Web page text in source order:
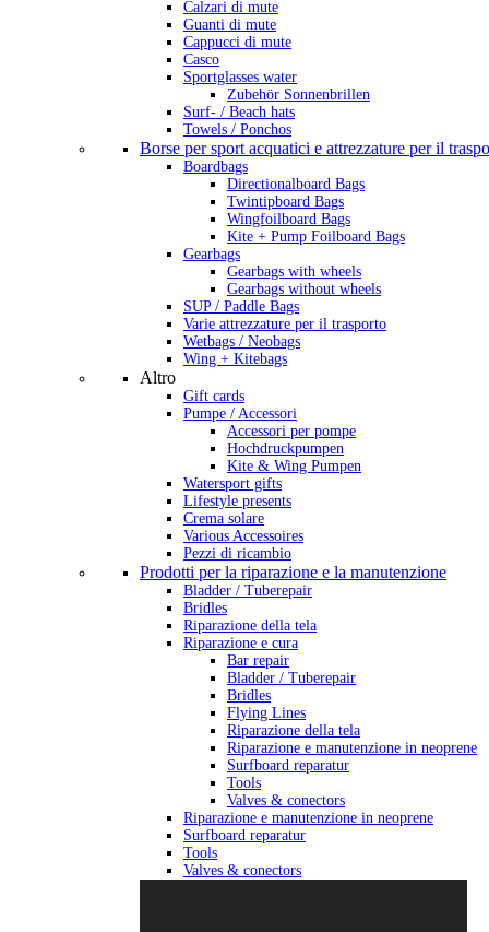
Calzari di mute
Guanti di mute
Cappucci di mute
Casco
Sportglasses water
Zubehör Sonnenbrillen
Surf- / Beach hats
Towels / Ponchos
Borse per sport acquatici e attrezzature per il
Boardbags
Directionalboard Bags
Twintipboard Bags
Wingfoilboard Bags
Kite + Pump Foilboard Bags
Gearbags
Gearbags with wheels
Gearbags without wheels
SUP / Paddle Bags
Varie attrezzature per il trasporto
Wetbags / Neobags
Wing + Kitebags
Altro
Gift cards
Pumpe / Accessori
Accessori per pompe
Hochdruckpumpen
Kite & Wing Pumpen
Watersport gifts
Lifestyle presents
Crema solare
Various Accessoires
Pezzi di ricambio
Prodotti per la riparazione e la manutenzione
Bladder / Tuberepair
Bridles
Riparazione della tela
Riparazione e cura
Bar repair
Bladder / Tuberepair
Bridles
Flying Lines
Riparazione della tela
Riparazione e manutenzione in neoprene
Surfboard reparatur
Tools
Valves & conectors
Riparazione e manutenzione in neoprene
Surfboard reparatur
Tools
Valves & conectors